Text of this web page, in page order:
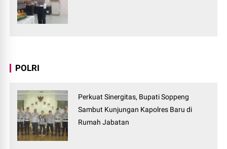
POLRI
Perkuat Sinergitas, Bupati Soppeng
Sambut Kunjungan Kapolres Baru di
Rumah Jabatan